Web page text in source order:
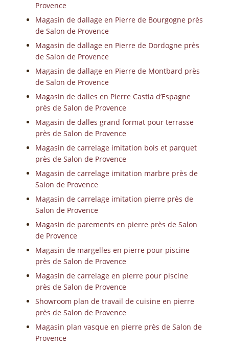
Provence
Magasin de dallage en Pierre de Bourgogne près
de Salon de Provence
Magasin de dallage en Pierre de Dordogne près
de Salon de Provence
Magasin de dallage en Pierre de Montbard près
de Salon de Provence
Magasin de dalles en Pierre Castia d’Espagne
près de Salon de Provence
Magasin de dalles grand format pour terrasse
près de Salon de Provence
Magasin de carrelage imitation bois et parquet
près de Salon de Provence
Magasin de carrelage imitation marbre près de
Salon de Provence
Magasin de carrelage imitation pierre près de
Salon de Provence
Magasin de parements en pierre près de Salon
de Provence
Magasin de margelles en pierre pour piscine
près de Salon de Provence
Magasin de carrelage en pierre pour piscine
près de Salon de Provence
Showroom plan de travail de cuisine en pierre
près de Salon de Provence
Magasin plan vasque en pierre près de Salon de
Provence